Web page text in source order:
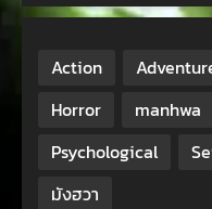
Action
Horror
manhwa
Psychological
มังฮวา